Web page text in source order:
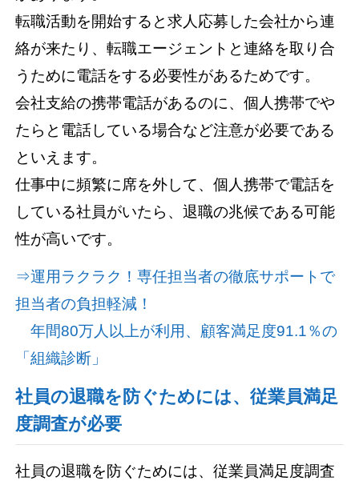
転職活動を開始すると求人応募した会社から連
絡が来たり、転職エージェントと連絡を取り合
うために電話をする必要性があるためです。
会社支給の携帯電話があるのに、個人携帯でや
たらと電話している場合など注意が必要である
といえます。
仕事中に頻繁に席を外して、個人携帯で電話を
している社員がいたら、退職の兆候である可能
性が高いです。
⇒運用ラクラク！専任担当者の徹底サポートで
担当者の負担軽減！
年間80万人以上が利用、顧客満足度91.1％の
「組織診断」
社員の退職を防ぐためには、従業員満足
度調査が必要
社員の退職を防ぐためには、従業員満足度調査